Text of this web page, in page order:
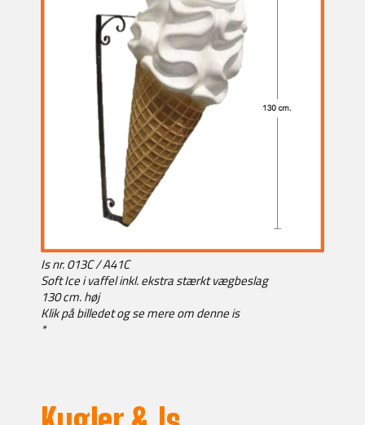
Is nr. 013C / A41C
Soft Ice i vaffel inkl. ekstra stærkt vægbeslag
130 cm. høj
Klik på billedet og se mere om denne is
*